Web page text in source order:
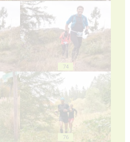
74
76